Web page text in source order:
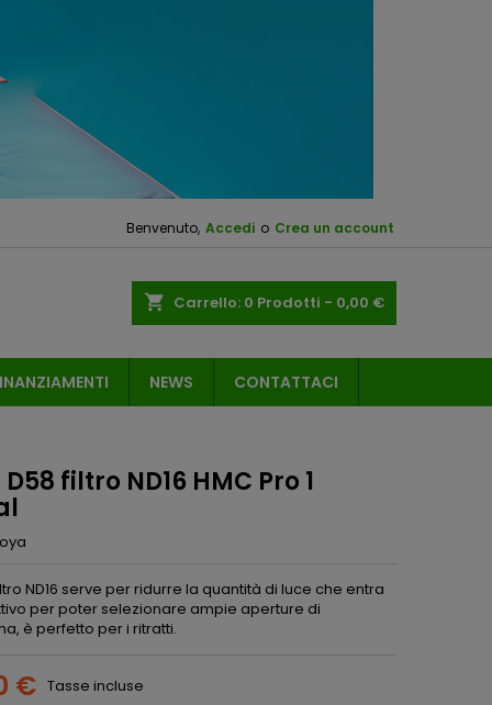
Benvenuto, Accedi o Crea un account
shopping_cart Carrello: 0 Prodotti - 0,00 €
NEWS CONTATTACI
filtro ND16 HMC Pro 1
ND16 serve per ridurre la quantità di luce che entra
per poter selezionare ampie aperture di
è perfetto per i ritratti.
€ Tasse incluse